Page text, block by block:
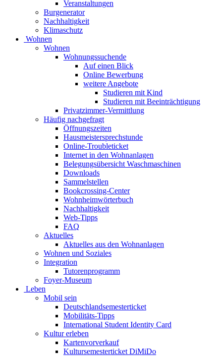
Veranstaltungen
Burgenerator
Nachhaltigkeit
Klimaschutz
Wohnen
Wohnen
Wohnungssuchende
Auf einen Blick
Online Bewerbung
weitere Angebote
Studieren mit Kind
Studieren mit Beeinträchtigung
Privatzimmer-Vermittlung
Häufig nachgefragt
Öffnungszeiten
Hausmeistersprechstunde
Online-Troubleticket
Internet in den Wohnanlagen
Belegungsübersicht Waschmaschinen
Downloads
Sammelstellen
Bookcrossing-Center
Wohnheimwörterbuch
Nachhaltigkeit
Web-Tipps
FAQ
Aktuelles
Aktuelles aus den Wohnanlagen
Wohnen und Soziales
Integration
Tutorenprogramm
Foyer-Museum
Leben
Mobil sein
Deutschlandsemesterticket
Mobilitäts-Tipps
International Student Identity Card
Kultur erleben
Kartenvorverkauf
Kultursemesterticket DiMiDo